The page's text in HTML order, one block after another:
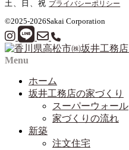
土、日、祝 プライバシーポリシー
©2025-2026Sakai Corporation
Menu
ホーム
坂井工務店の家づくり
スーパーウォール
家づくりの流れ
新築
注文住宅